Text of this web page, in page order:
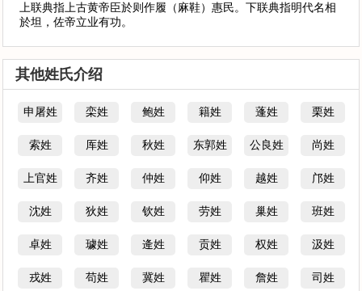
上联典指上古黄帝臣於则作履（麻鞋）惠民。下联典指明代名相
於坦，佐帝立业有功。
其他姓氏介绍
申屠姓 栾姓 鲍姓 籍姓 蓬姓 栗姓
索姓 厍姓 秋姓 东郭姓 公良姓 尚姓
上官姓 齐姓 仲姓 仰姓 越姓 邝姓
沈姓 狄姓 钦姓 劳姓 巢姓 班姓
卓姓 璩姓 逄姓 贡姓 权姓 汲姓
戎姓 苟姓 冀姓 瞿姓 詹姓 司姓